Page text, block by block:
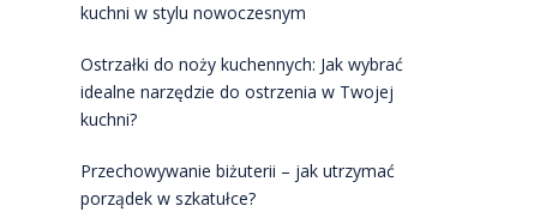
kuchni w stylu nowoczesnym
Ostrzałki do noży kuchennych: Jak wybrać
idealne narzędzie do ostrzenia w Twojej
kuchni?
Przechowywanie biżuterii – jak utrzymać
porządek w szkatułce?